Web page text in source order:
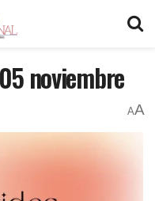
noviembre
AA